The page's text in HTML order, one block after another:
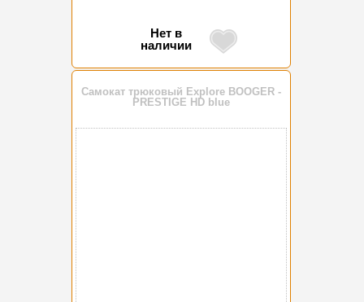
Нет в
наличии
Самокат трюковый Explore BOOGER -
PRESTIGE HD blue